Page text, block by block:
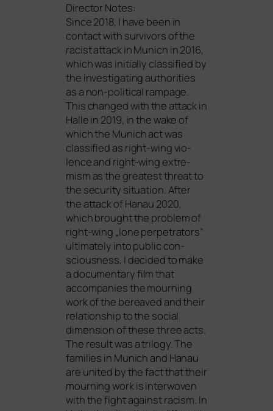
Director Notes:
Since 2018, I have been in
cont­act with sur­vi­vors of the
racist attack in Munich in 2016,
which was initi­al­ly clas­si­fied by
the inves­ti­ga­ting aut­ho­ri­ties
as a non-poli­ti­cal ram­pa­ge.
This chan­ged with the attack in
Halle in 2019, in the wake of
which the Munich act was
clas­si­fied as right-wing vio­
lence and right-wing extre­
mism as the grea­test thre­at to
the secu­ri­ty situa­ti­on. After
the attack of Hanau 2020,
which brought the pro­blem of
right-wing „lone per­pe­tra­tors”
ulti­m­ate­ly into public con­
scious­ness, I deci­ded to make
a docu­men­ta­ry film that
accom­pa­nies the mour­ning
work of the bere­a­ved and their
rela­ti­onship to the social
dimen­si­on of the­se three acts.
The result was a tri­lo­gy. The
fami­lies in Munich and Hanau
are united by the fact that their
mour­ning work is inter­wo­ven
with the fight against racism. In